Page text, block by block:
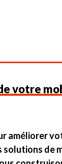
votre
améliorer
solutions de